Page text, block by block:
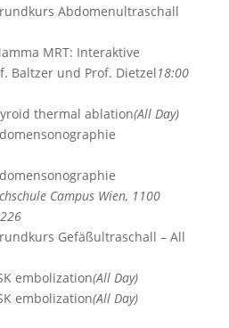
Abdomenultraschall
MRT: Interaktive
Baltzer und Prof. Dietzel18:00
thermal ablation(All Day)
Campus Wien, 1100
Gefäßultraschall – All
embolization(All Day)
embolization(All Day)